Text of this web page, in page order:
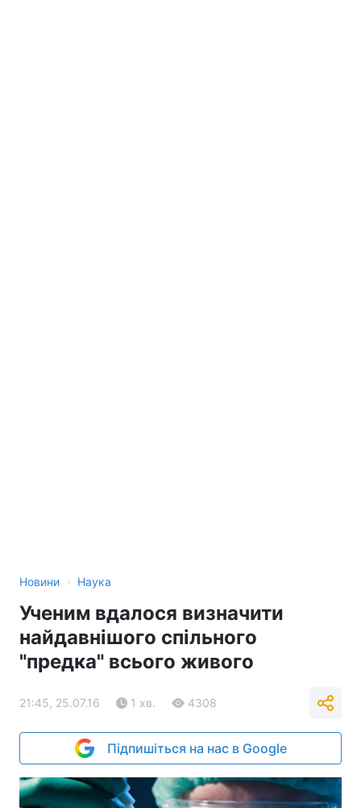
Новини › Наука
Ученим вдалося визначити
найдавнішого спільного
"предка" всього живого
21:45, 25.07.16 1 хв. 4308
Підпишіться на нас в Google